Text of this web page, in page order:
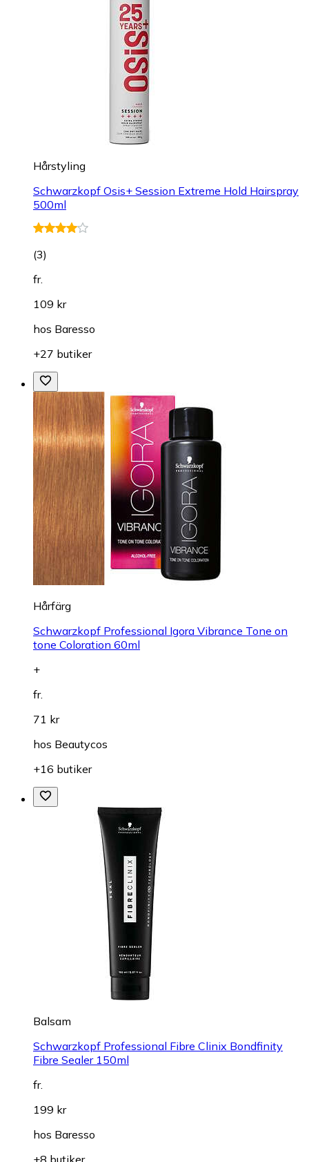
Hårstyling
Schwarzkopf Osis+ Session Extreme Hold Hairspray
500ml
(3)
fr.
109 kr
hos Baresso
+27 butiker
Hårfärg
Schwarzkopf Professional Igora Vibrance Tone on
tone Coloration 60ml
+
fr.
71 kr
hos Beautycos
+16 butiker
Balsam
Schwarzkopf Professional Fibre Clinix Bondfinity
Fibre Sealer 150ml
fr.
199 kr
hos Baresso